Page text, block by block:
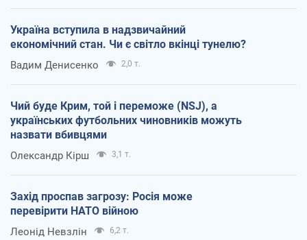
Україна вступила в надзвичайний
економічний стан. Чи є світло вкінці тунелю?
Вадим Денисенко 2,0 т.
Чий буде Крим, той і переможе (NSJ), а
українських футбольних чиновників можуть
назвати вбивцями
Олександр Кірш 3,1 т.
Захід проспав загрозу: Росія може
перевірити НАТО війною
Леонід Невзлін 6,2 т.